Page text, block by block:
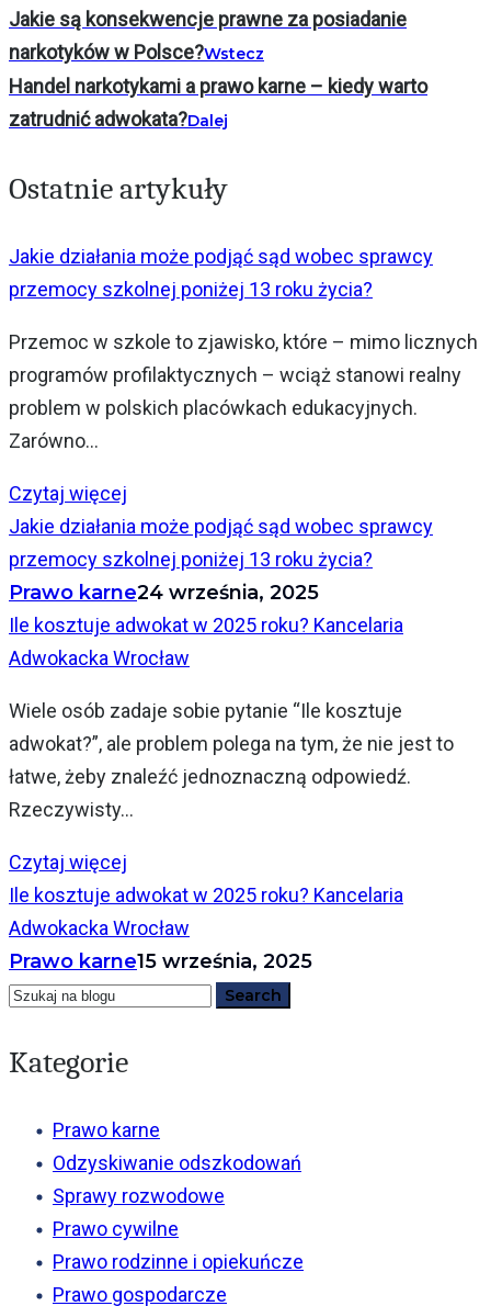
Jakie są konsekwencje prawne za posiadanie
narkotyków w Polsce?Wstecz
Handel narkotykami a prawo karne – kiedy warto
zatrudnić adwokata?Dalej
Ostatnie artykuły
Jakie działania może podjąć sąd wobec sprawcy
przemocy szkolnej poniżej 13 roku życia?
Przemoc w szkole to zjawisko, które – mimo licznych
programów profilaktycznych – wciąż stanowi realny
problem w polskich placówkach edukacyjnych.
Zarówno...
Czytaj więcej
Jakie działania może podjąć sąd wobec sprawcy
przemocy szkolnej poniżej 13 roku życia?
Prawo karne24 września, 2025
Ile kosztuje adwokat w 2025 roku? Kancelaria
Adwokacka Wrocław
Wiele osób zadaje sobie pytanie “Ile kosztuje
adwokat?”, ale problem polega na tym, że nie jest to
łatwe, żeby znaleźć jednoznaczną odpowiedź.
Rzeczywisty...
Czytaj więcej
Ile kosztuje adwokat w 2025 roku? Kancelaria
Adwokacka Wrocław
Prawo karne15 września, 2025
Kategorie
Prawo karne
Odzyskiwanie odszkodowań
Sprawy rozwodowe
Prawo cywilne
Prawo rodzinne i opiekuńcze
Prawo gospodarcze